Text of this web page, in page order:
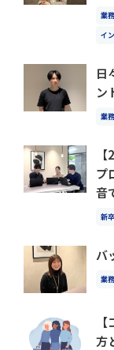
業
イ
日
ン
業
プ
音
新卒
バ
業
方